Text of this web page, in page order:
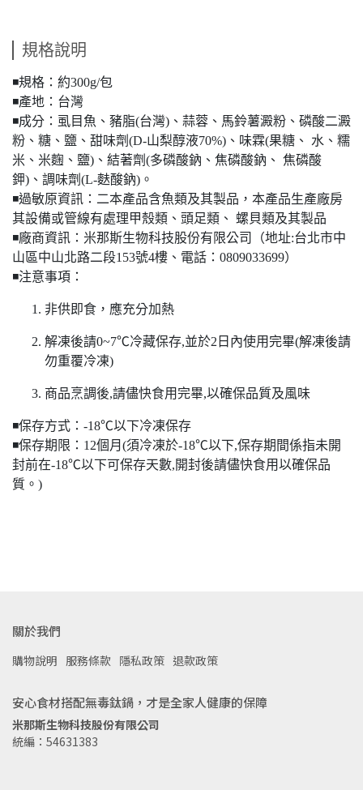
規格說明
◾️規格：約300g/包
◾️產地：台灣
◾️成分：虱目魚、豬脂(台灣)、蒜蓉、馬鈴薯澱粉、磷酸二澱
粉、糖、鹽、甜味劑(D-山梨醇液70%)、味霖(果糖、 水、糯
米、米麴、鹽)、結著劑(多磷酸鈉、焦磷酸鈉、 焦磷酸
鉀)、調味劑(L-麩酸鈉)。
◾️過敏原資訊：二本產品含魚類及其製品，本產品生產廠房
其設備或管線有處理甲殼類、頭足類、 螺貝類及其製品
◾️廠商資訊：米那斯生物科技股份有限公司（地址:台北市中
山區中山北路二段153號4樓、電話：0809033699）
◾️注意事項：
非供即食，應充分加熱
解凍後請0~7℃冷藏保存,並於2日內使用完畢(解凍後請
勿重覆冷凍)
商品烹調後,請儘快食用完畢,以確保品質及風味
◾️保存方式：-18℃以下冷凍保存
◾️保存期限：12個月(須冷凍於-18℃以下,保存期間係指未開
封前在-18℃以下可保存天數,開封後請儘快食用以確保品
質。)
關於我們
購物說明 服務條款 隱私政策 退款政策
安心食材搭配無毒鈦鍋，才是全家人健康的保障
米那斯生物科技股份有限公司
統編：54631383